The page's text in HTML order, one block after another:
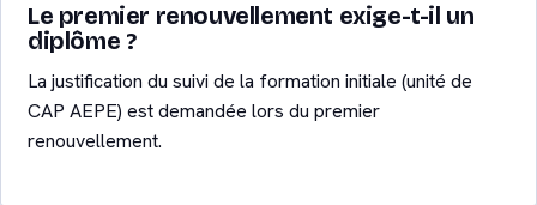
Le premier renouvellement exige-t-il un
diplôme ?
La justification du suivi de la formation initiale (unité de
CAP AEPE) est demandée lors du premier
renouvellement.